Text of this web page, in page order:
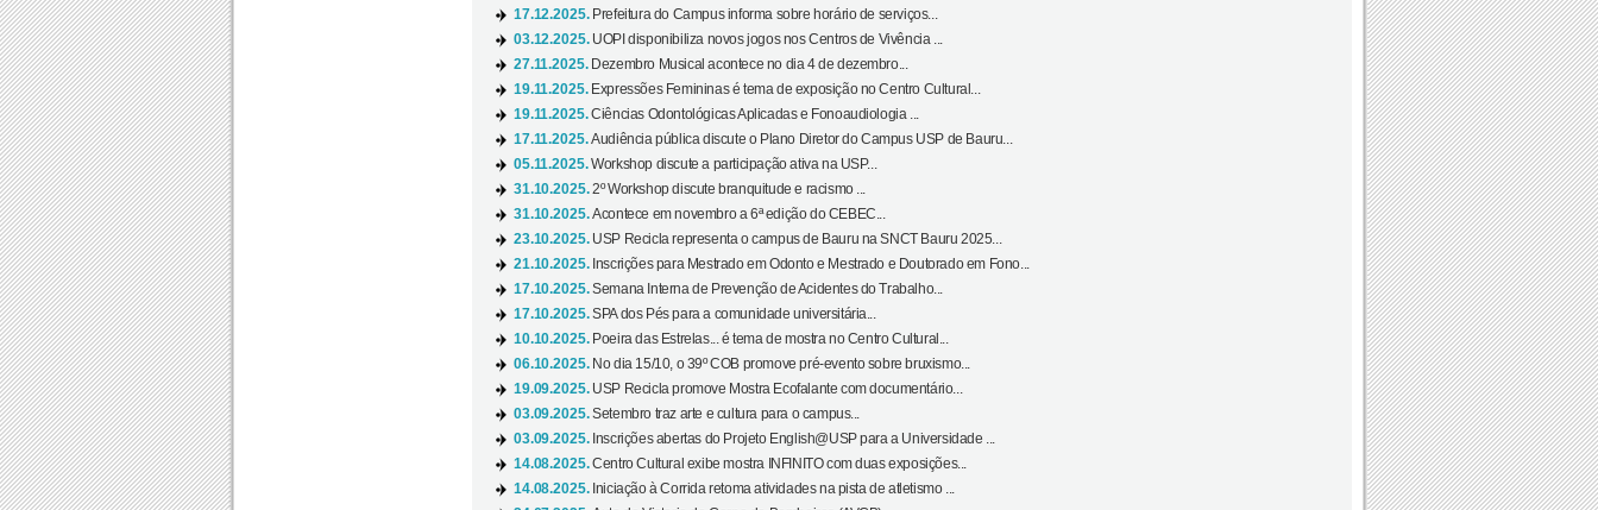
17.12.2025. Prefeitura do Campus informa sobre horário de serviços...
03.12.2025. UOPI disponibiliza novos jogos nos Centros de Vivência ...
27.11.2025. Dezembro Musical acontece no dia 4 de dezembro...
19.11.2025. Expressões Femininas é tema de exposição no Centro Cultural...
19.11.2025.Ciências Odontológicas Aplicadas e Fonoaudiologia ...
17.11.2025.Audiência pública discute o Plano Diretor do Campus USP de Bauru...
05.11.2025.Workshop discute a participação ativa na USP...
31.10.2025.2º Workshop discute branquitude e racismo ...
31.10.2025.Acontece em novembro a 6ª edição do CEBEC...
23.10.2025. USP Recicla representa o campus de Bauru na SNCT Bauru 2025...
21.10.2025. Inscrições para Mestrado em Odonto e Mestrado e Doutorado em Fono...
17.10.2025.Semana Interna de Prevenção de Acidentes do Trabalho...
17.10.2025.SPA dos Pés para a comunidade universitária...
10.10.2025. Poeira das Estrelas... é tema de mostra no Centro Cultural...
06.10.2025. No dia 15/10, o 39º COB promove pré-evento sobre bruxismo...
19.09.2025. USP Recicla promove Mostra Ecofalante com documentário...
03.09.2025.Setembro traz arte e cultura para o campus...
03.09.2025. Inscrições abertas do Projeto English@USP para a Universidade ...
14.08.2025.Centro Cultural exibe mostra INFINITO com duas exposições...
14.08.2025. Iniciação à Corrida retoma atividades na pista de atletismo ...